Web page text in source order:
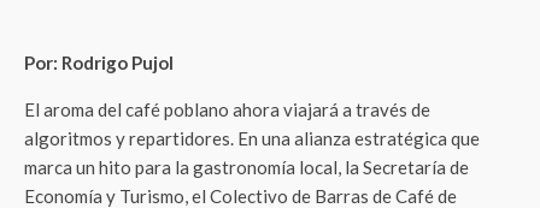
Por: Rodrigo Pujol
El aroma del café poblano ahora viajará a través de
algoritmos y repartidores. En una alianza estratégica que
marca un hito para la gastronomía local, la Secretaría de
Economía y Turismo, el Colectivo de Barras de Café de